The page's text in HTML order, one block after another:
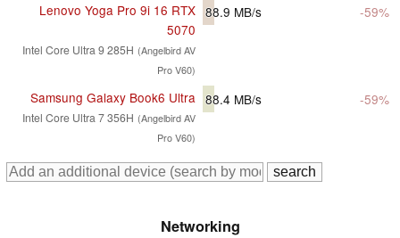
Lenovo Yoga Pro 9i 16 RTX
5070
Intel Core Ultra 9 285H (Angelbird AV
Pro V60)
88.9 MB/s -59%
Samsung Galaxy Book6 Ultra
Intel Core Ultra 7 356H (Angelbird AV
Pro V60)
88.4 MB/s -59%
Networking